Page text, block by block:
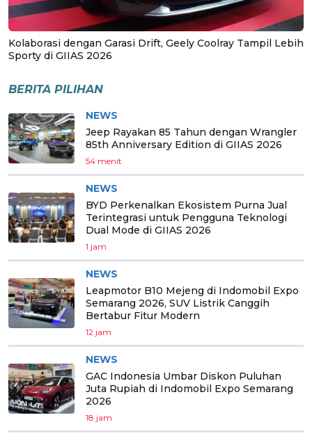
Kolaborasi dengan Garasi Drift, Geely Coolray Tampil Lebih
Sporty di GIIAS 2026
BERITA PILIHAN
NEWS
Jeep Rayakan 85 Tahun dengan Wrangler
85th Anniversary Edition di GIIAS 2026
54 menit
NEWS
BYD Perkenalkan Ekosistem Purna Jual
Terintegrasi untuk Pengguna Teknologi
Dual Mode di GIIAS 2026
1 jam
NEWS
Leapmotor B10 Mejeng di Indomobil Expo
Semarang 2026, SUV Listrik Canggih
Bertabur Fitur Modern
12 jam
NEWS
GAC Indonesia Umbar Diskon Puluhan
Juta Rupiah di Indomobil Expo Semarang
2026
18 jam